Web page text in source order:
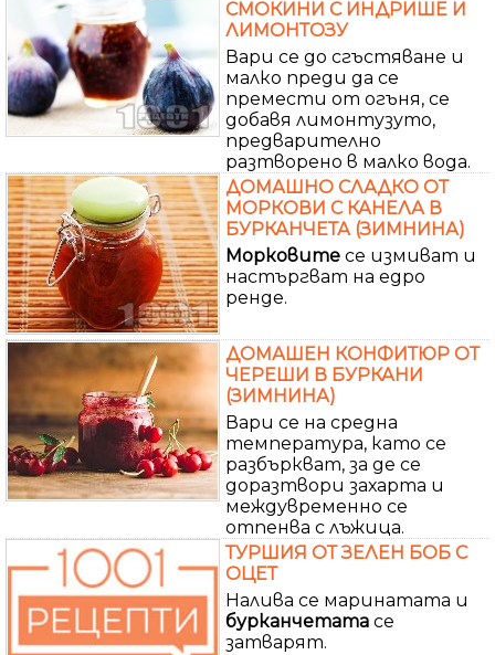
СМОКИНИ С ИНДРИШЕ И
ЛИМОНТОЗУ
Вари се до сгъстяване и
малко преди да се
премести от огъня, се
добавя лимонтузуто,
предварително
разтворено в малко вода.
ДОМАШНО СЛАДКО ОТ
МОРКОВИ С КАНЕЛА В
БУРКАНЧЕТА (ЗИМНИНА)
Морковите се измиват и
настъргват на едро
ренде.
ДОМАШЕН КОНФИТЮР ОТ
ЧЕРЕШИ В БУРКАНИ
(ЗИМНИНА)
Вари се на средна
температура, като се
разбъркват, за де се
доразтвори захарта и
междувременно се
отпенва с лъжица.
ТУРШИЯ ОТ ЗЕЛЕН БОБ С
ОЦЕТ
Налива се маринатата и
бурканчетата се
затварят.